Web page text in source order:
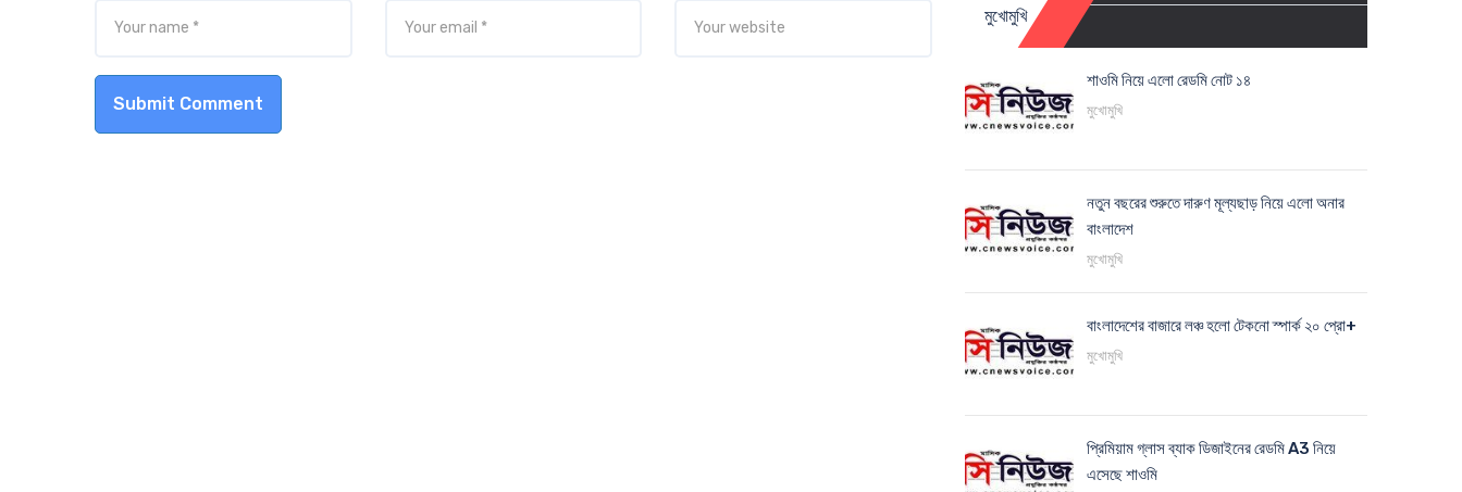
Submit Comment
মুখোমুখি
শাওমি নিয়ে এলো রেডমি নোট ১৪
মুখোমুখি
নতুন বছরের শুরুতে দারুণ মূল্যছাড় নিয়ে এলো অনার
বাংলাদেশ
মুখোমুখি
বাংলাদেশের বাজারে লঞ্চ হলো টেকনো স্পার্ক ২০ প্রো+
মুখোমুখি
প্রিমিয়াম গ্লাস ব্যাক ডিজাইনের রেডমি A3 নিয়ে
এসেছে শাওমি